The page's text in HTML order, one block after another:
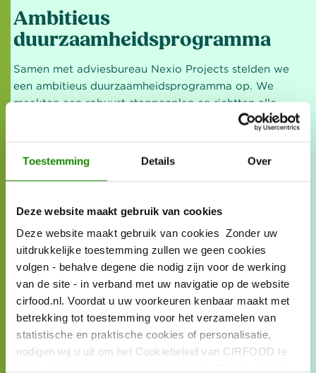
Toestemming Details Over
Deze website maakt gebruik van cookies
Deze website maakt gebruik van cookies Zonder uw
uitdrukkelijke toestemming zullen we geen cookies
volgen - behalve degene die nodig zijn voor de werking
van de site - in verband met uw navigatie op de website
cirfood.nl. Voordat u uw voorkeuren kenbaar maakt met
betrekking tot toestemming voor het verzamelen van
statistische en praktische cookies of personalisatie,
nodigen wij u uit om het Cookiebeleid van CIRFOOD te
Ambitieus
duurzaamheidsprogramma
Samen met adviesbureau Nexio Projects stelden we
een ambitieus duurzaamheidsprogramma op. We
maakten een robuust stappenplan en richtten alle
processen zo in dat we gemakkelijk kunnen
inkoopstrategie. Die is nu expliciet op vijf pijlers
gebaseerd: biologisch, lokaal, duurzaam
veganistisch/vegetarisch. Een groot gedeelte van
onze producten valt al onder een van deze pijlers.
Stap voor stap gaan we over naar een volledig
duurzaam inkoopassortiment.
CO2-Neutrale catering
Natuurlijk zijn we trots en blij. Successen zijn er om
gevierd te worden. En tegelijkertijd weten we ook dat
deze erkenning ‘gewoon’ weer een stap vooruit is in